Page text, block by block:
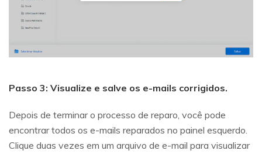
Passo 3: Visualize e salve os e-mails corrigidos.
Depois de terminar o processo de reparo, você pode
encontrar todos os e-mails reparados no painel esquerdo.
Clique duas vezes em um arquivo de e-mail para visualizar